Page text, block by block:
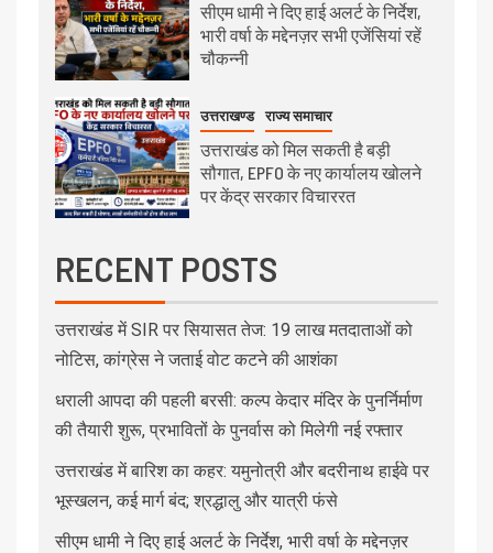
सीएम धामी ने दिए हाई अलर्ट के निर्देश,
भारी वर्षा के मद्देनज़र सभी एजेंसियां रहें
चौकन्नी
उत्तराखण्ड राज्य समाचार
उत्तराखंड को मिल सकती है बड़ी
सौगात, EPFO के नए कार्यालय खोलने
पर केंद्र सरकार विचाररत
RECENT POSTS
उत्तराखंड में SIR पर सियासत तेज: 19 लाख मतदाताओं को
नोटिस, कांग्रेस ने जताई वोट कटने की आशंका
धराली आपदा की पहली बरसी: कल्प केदार मंदिर के पुनर्निर्माण
की तैयारी शुरू, प्रभावितों के पुनर्वास को मिलेगी नई रफ्तार
उत्तराखंड में बारिश का कहर: यमुनोत्री और बदरीनाथ हाईवे पर
भूस्खलन, कई मार्ग बंद; श्रद्धालु और यात्री फंसे
सीएम धामी ने दिए हाई अलर्ट के निर्देश, भारी वर्षा के मद्देनज़र